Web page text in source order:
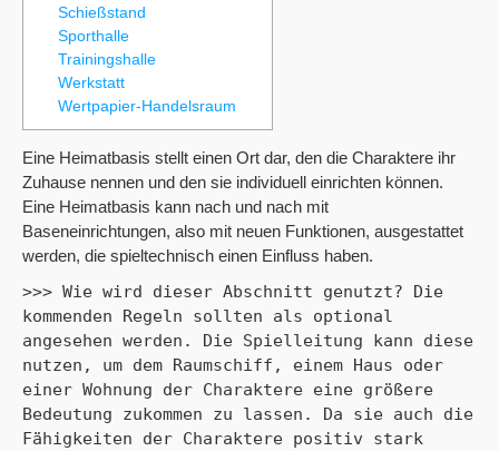
Schießstand
Sporthalle
Trainingshalle
Werkstatt
Wertpapier-Handelsraum
Eine Heimatbasis stellt einen Ort dar, den die Charaktere ihr
Zuhause nennen und den sie individuell einrichten können.
Eine Heimatbasis kann nach und nach mit
Baseneinrichtungen, also mit neuen Funktionen, ausgestattet
werden, die spieltechnisch einen Einfluss haben.
>>> Wie wird dieser Abschnitt genutzt? Die
kommenden Regeln sollten als optional
angesehen werden. Die Spielleitung kann diese
nutzen, um dem Raumschiff, einem Haus oder
einer Wohnung der Charaktere eine größere
Bedeutung zukommen zu lassen. Da sie auch die
Fähigkeiten der Charaktere positiv stark